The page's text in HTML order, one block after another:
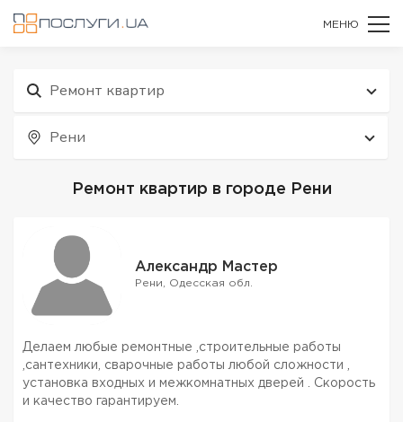
МЕНЮ
Ремонт квартир
Рени
Ремонт квартир в городе Рени
Александр Мастер
Рени, Одесская обл.
Делаем любые ремонтные ,строительные работы
,сантехники, сварочные работы любой сложности ,
установка входных и межкомнатных дверей . Скорость
и качество гарантируем.